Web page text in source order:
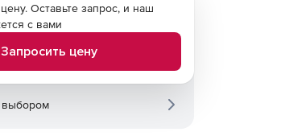
Оставьте запрос, и наш
с вами
Запросить цену